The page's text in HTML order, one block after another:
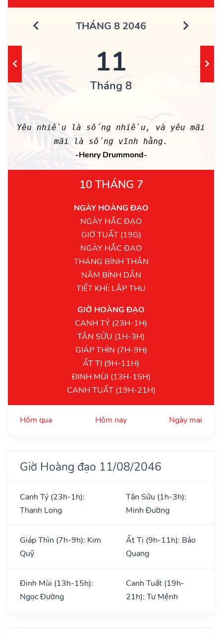
THÁNG 8 2046
11
Tháng 8
Yêu nhiều là sống nhiều, và yêu mãi
mãi là sống vĩnh hằng.
-Henry Drummond-
10 THÁNG 7
NGÀY HOÀNG ĐẠO
NGÀY HẮC ĐẠO
GIỜ TUẤT (19G)
NGÀY HẮC ĐẠO
THÁNG BÍNH THÂN
NĂM BÍNH DẦN
TIẾT KHÍ: LẬP THU
GIỜ HOÀNG ĐẠO
CANH TÝ (23H-1H)
TÂN SỬU (1H-3H)
GIÁP THÌN (7H-9H)
ẤT TỊ (9H-11H)
ĐINH MÙI (13H-15H)
CANH TUẤT (19H-21H)
Hôm qua Hôm nay Ngày mai
Giờ Hoàng đạo 11/08/2046
Canh Tý (23h-1h):
Thanh Long
Tân Sửu (1h-3h):
Minh Đường
Giáp Thìn (7h-9h): Kim
Quỹ
Ất Tị (9h-11h): Bảo
Quang
Đinh Mùi (13h-15h):
Ngọc Đường
Canh Tuất (19h-
21h): Tư Mệnh